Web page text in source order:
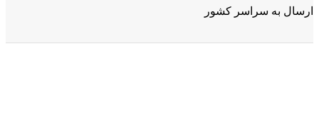
ارسال به سراسر کشور